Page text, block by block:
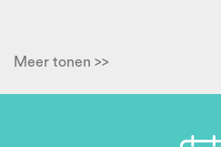
Meer tonen >>